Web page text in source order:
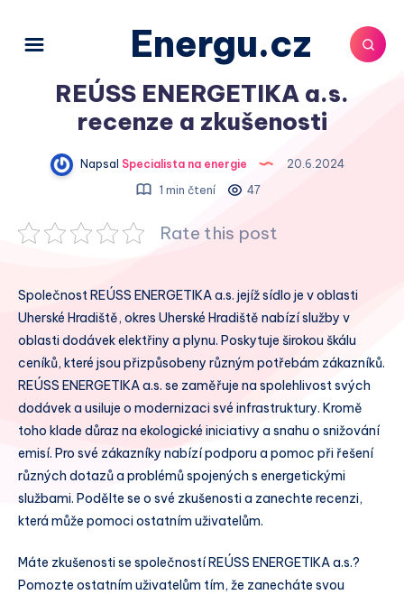
Energu.cz
REÚSS ENERGETIKA a.s.
recenze a zkušenosti
Napsal Specialista na energie
20.6.2024
1 min čtení
47
Rate this post
Společnost REÚSS ENERGETIKA a.s. jejíž sídlo je v oblasti
Uherské Hradiště, okres Uherské Hradiště nabízí služby v
oblasti dodávek elektřiny a plynu. Poskytuje širokou škálu
ceníků, které jsou přizpůsobeny různým potřebám zákazníků.
REÚSS ENERGETIKA a.s. se zaměřuje na spolehlivost svých
dodávek a usiluje o modernizaci své infrastruktury. Kromě
toho klade důraz na ekologické iniciativy a snahu o snižování
emisí. Pro své zákazníky nabízí podporu a pomoc při řešení
různých dotazů a problémů spojených s energetickými
službami. Podělte se o své zkušenosti a zanechte recenzi,
která může pomoci ostatním uživatelům.
Máte zkušenosti se společností REÚSS ENERGETIKA a.s.?
Pomozte ostatním uživatelům tím, že zanecháte svou